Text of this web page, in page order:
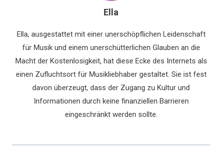
Ella
Ella, ausgestattet mit einer unerschöpflichen Leidenschaft
für Musik und einem unerschütterlichen Glauben an die
Macht der Kostenlosigkeit, hat diese Ecke des Internets als
einen Zufluchtsort für Musikliebhaber gestaltet. Sie ist fest
davon überzeugt, dass der Zugang zu Kultur und
Informationen durch keine finanziellen Barrieren
eingeschränkt werden sollte.